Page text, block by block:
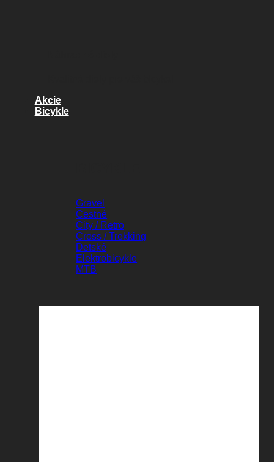
Akcie
Bicykle
Gravel
Cestné
City / Retro
Cross / Trekking
Detské
Elektrobicykle
MTB